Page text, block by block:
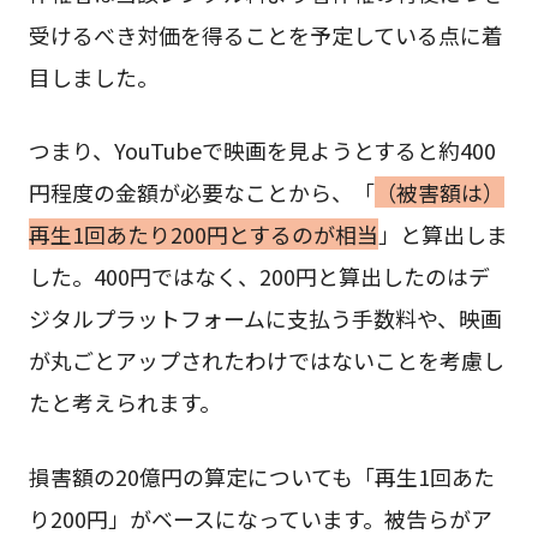
受けるべき対価を得ることを予定している点に着
目しました。
つまり、YouTubeで映画を見ようとすると約400
円程度の金額が必要なことから、「（被害額は）
再生1回あたり200円とするのが相当」と算出しま
した。400円ではなく、200円と算出したのはデ
ジタルプラットフォームに支払う手数料や、映画
が丸ごとアップされたわけではないことを考慮し
たと考えられます。
損害額の20億円の算定についても「再生1回あた
り200円」がベースになっています。被告らがア